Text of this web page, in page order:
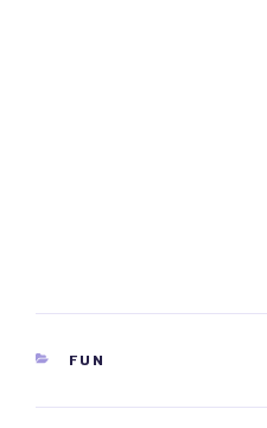
CATEGORIEËN
FUN